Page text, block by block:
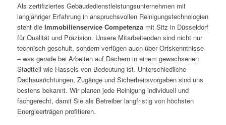
Als zertifiziertes Gebäudedienstleistungsunternehmen mit
langjähriger Erfahrung in anspruchsvollen Reinigungstechnologien
steht die Immobilienservice Competenzamit Sitz in Düsseldorf
für Qualität und Präzision. Unsere Mitarbeitenden sind nicht nur
technisch geschult, sondern verfügen auch über Ortskenntnisse
– was gerade bei Arbeiten auf Dächern in einem gewachsenen
Stadtteil wie Hassels von Bedeutung ist. Unterschiedliche
Dachausrichtungen, Zugänge und Sicherheitsvorgaben sind uns
bestens bekannt. Wir planen jede Reinigung individuell und
fachgerecht, damit Sie als Betreiber langfristig von höchsten
Energieerträgen profitieren.